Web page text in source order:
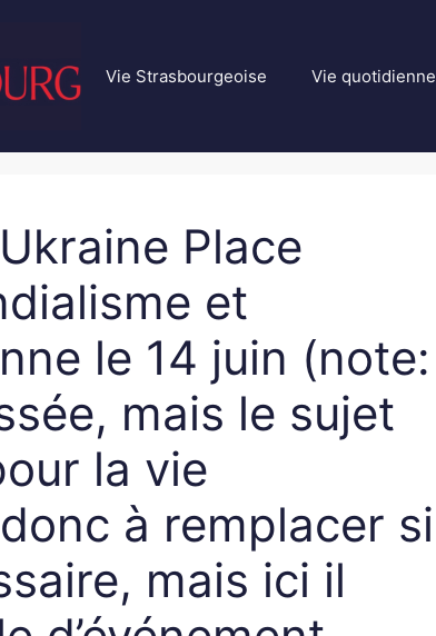
Vie Strasbourgeoise Vie quotidienne
Place
et
le 14 juin (note:
mais le sujet
la vie
à remplacer si
mais ici il